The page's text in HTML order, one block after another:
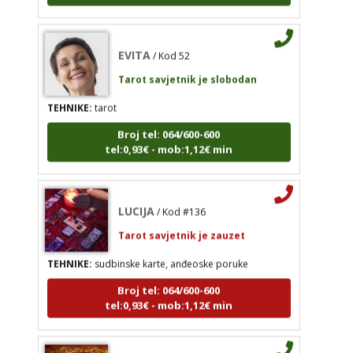
EVITA / Kod 52
Tarot savjetnik je slobodan
TEHNIKE:tarot
Broj tel: 064/600-600
tel:0,93€ - mob:1,12€ min
LUCIJA / Kod #136
Tarot savjetnik je zauzet
TEHNIKE:sudbinske karte, anđeoske poruke
Broj tel: 064/600-600
tel:0,93€ - mob:1,12€ min